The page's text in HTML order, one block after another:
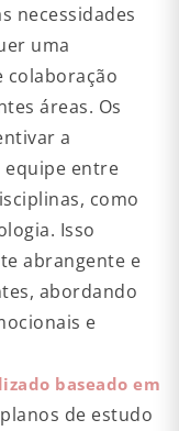
necessidades
uma
colaboração
áreas. Os
a
equipe entre
como
Isso
abrangente e
abordando
e
baseado em
de estudo